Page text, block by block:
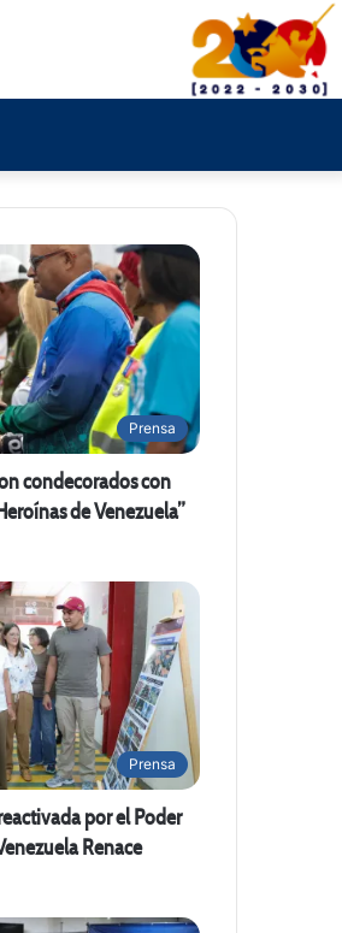
Prensa
condecorados con
de Venezuela”
Prensa
por el Poder
Renace